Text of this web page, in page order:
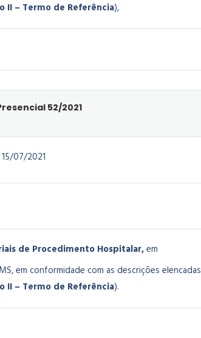
II – Termo de Referência),
52/2021
15/07/2021
de Procedimento Hospitalar,em
em conformidade com as descrições elencadas
II – Termo de Referência).